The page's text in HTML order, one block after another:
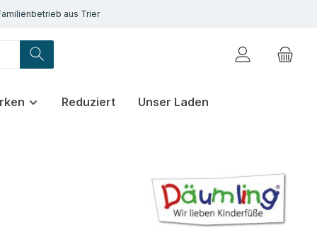
aus Trier
Reduziert Unser Laden